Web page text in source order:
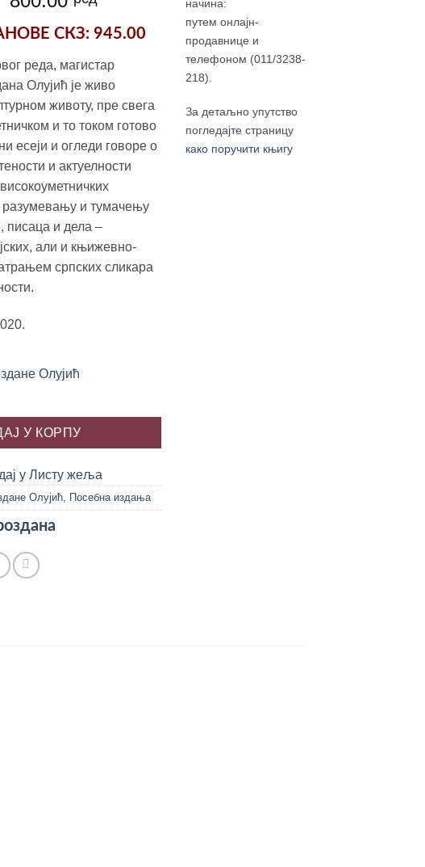
је
била:
1,350.00 рсд.
је:
800.00 рсд.
СКЗ: 945.00
реда, магистар
Олујић је живо
животу, пре свега
и то током готово
есеји и огледи говоре о
и актуелности
разумевању и тумачењу
писаца и дела –
али и књижевно-
српских сликара
Олујић
Олујић количина
У КОРПУ
у Листу жеља
Олујић, Посебна издања
начина:
путем онлајн-
продавнице и
телефоном (011/3238-
218).
За детаљно упутство
погледајте страницу
како поручити књигу